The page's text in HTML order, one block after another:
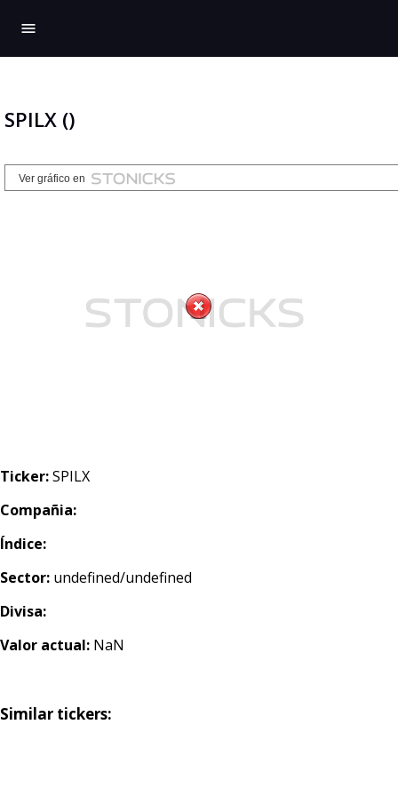
menu
SPILX ()
Ticker:SPILX
Compañia:
Índice:
Sector: undefined/undefined
Divisa:
Valor actual: NaN
Similar tickers: